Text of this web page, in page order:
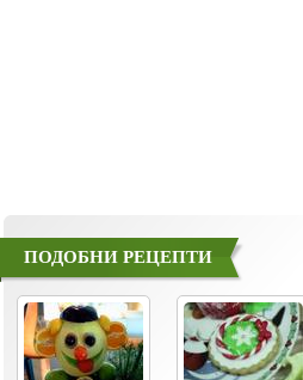
ПОДОБНИ РЕЦЕПТИ